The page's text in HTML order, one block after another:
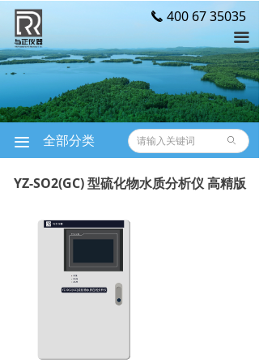
끅 400 67 35035
끀
首页
关于我们
产品展示
新闻中心
YZ-SO2(GC) 型硫化物水质分析仪 高精版
끀 全部分类 ꄙ